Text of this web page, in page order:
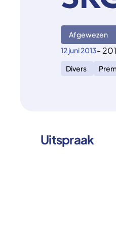
Afgewezen
12 juni 2013-
Divers
Uitspraak